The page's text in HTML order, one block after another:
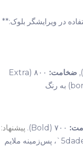
در ویرایشگر بلوک:**
ضخامت:
۸۰۰ (Extra
خط زیرین (border-bottom) به رنگ
پیشنهاد:
نوار عمودی (border-right) به رنگ `#5dadec`، پس‌زمینه ملایم